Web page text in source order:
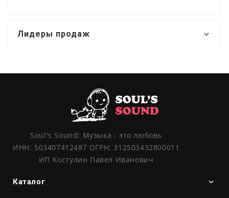
Лидеры продаж
Soul's Sound: Музыка - это любовь
ИНН: 503407412487 ОГРН: 312503432800011
ИП Костулин Павел Иванович
Каталог